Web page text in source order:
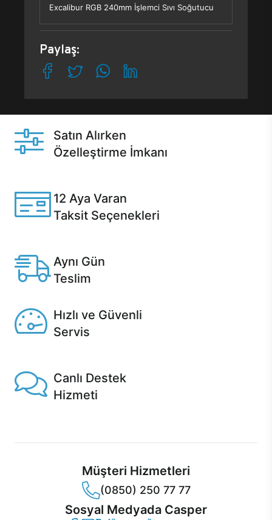
Excalibur RGB 240mm İşlemci Sıvı Soğutucu
Paylaş:
Satın Alırken
Özelleştirme İmkanı
12 Aya Varan
Taksit Seçenekleri
Aynı Gün
Teslim
Hızlı ve Güvenli
Servis
Canlı Destek
Hizmeti
Müşteri Hizmetleri
(0850) 250 77 77
Sosyal Medyada Casper